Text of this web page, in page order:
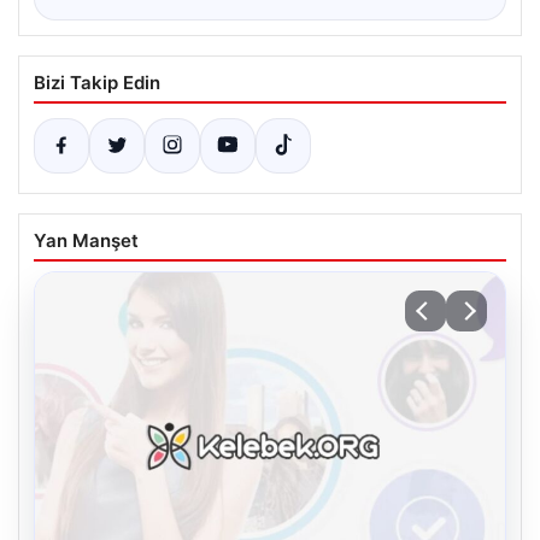
Bizi Takip Edin
Yan Manşet